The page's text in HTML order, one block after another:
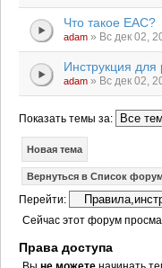
Что такое EAC?
adam » Вс дек 02,
Инструкция
adam » Вс дек 02,
Показать темы за:
Новая тема
Вернуться в Список
Перейти:
Сейчас этот форум
Права доступа